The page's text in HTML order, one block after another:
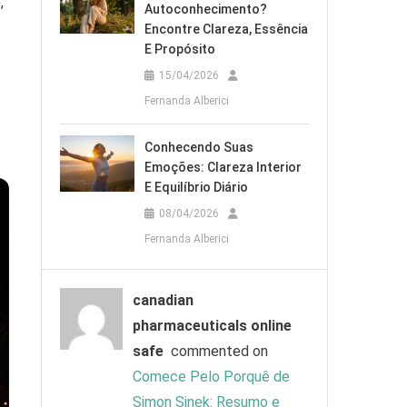
Autoconhecimento?
Encontre Clareza, Essência
E Propósito
15/04/2026
Fernanda Alberici
Conhecendo Suas
Emoções: Clareza Interior
E Equilíbrio Diário
08/04/2026
Fernanda Alberici
canadian
pharmaceuticals online
safecommented on
Comece Pelo Porquê de
Simon Sinek: Resumo e